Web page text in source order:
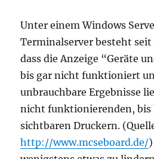
Unter einem Windows
Terminalserver besteht seit
dass die Anzeige “Geräte
bis gar nicht funktioniert
unbrauchbare Ergebnisse
nicht funktionierenden, bis
sichtbaren Druckern.
http://www.mcseboard.de/